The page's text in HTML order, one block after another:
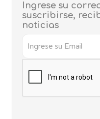
Ingrese su
suscribirse,
noticias